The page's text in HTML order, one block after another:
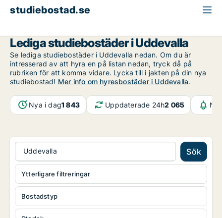
studiebostad.se
Lediga studiebostäder i Uddevalla
Se lediga studiebostäder i Uddevalla nedan. Om du är
intresserad av att hyra en på listan nedan, tryck då på
rubriken för att komma vidare. Lycka till i jakten på din nya
studiebostad! Mer info om hyresbostäder i Uddevalla.
Nya i dag1 843 Uppdaterade 24h2 065
Uddevalla Sök
Bostadstyp
Ytterligare filtreringar